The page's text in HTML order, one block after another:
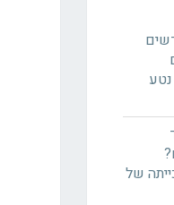
של